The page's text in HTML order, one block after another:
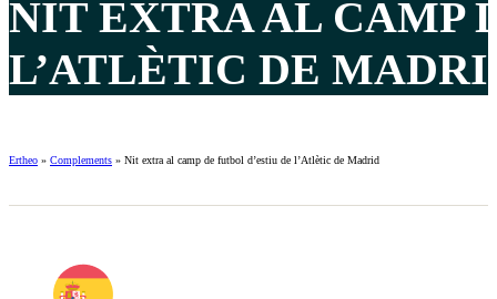
NIT EXTRA AL CAMP
L’ATLÈTIC DE
Ertheo » Complements » Nit extra al camp de futbol d’estiu de l’Atlètic de Madrid